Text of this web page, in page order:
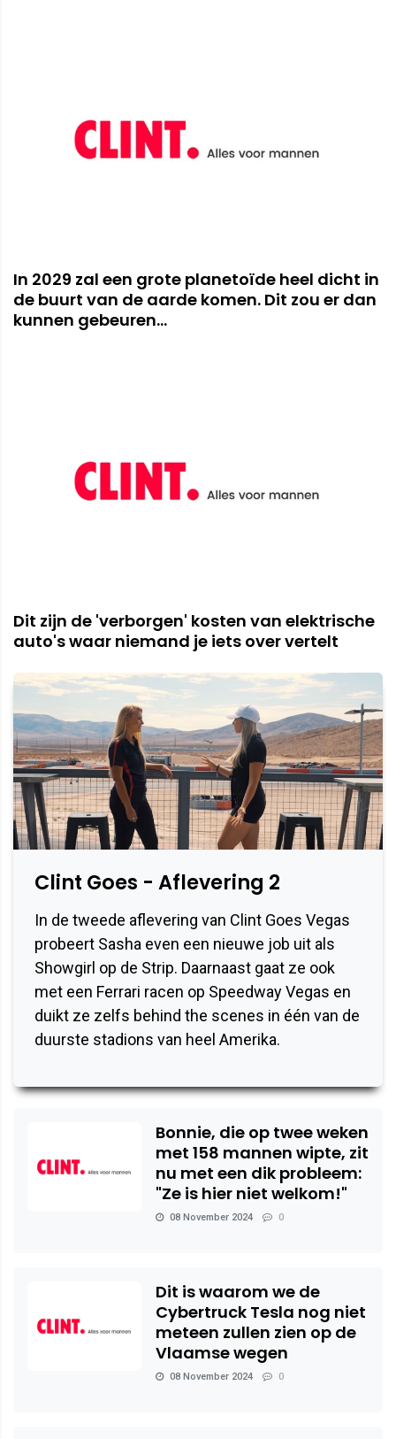
In 2029 zal een grote planetoïde heel dicht in
de buurt van de aarde komen. Dit zou er dan
kunnen gebeuren...
Dit zijn de 'verborgen' kosten van elektrische
auto's waar niemand je iets over vertelt
Clint Goes - Aflevering 2
In de tweede aflevering van Clint Goes Vegas
probeert Sasha even een nieuwe job uit als
Showgirl op de Strip. Daarnaast gaat ze ook
met een Ferrari racen op Speedway Vegas en
duikt ze zelfs behind the scenes in één van de
duurste stadions van heel Amerika.
Bonnie, die op twee weken
met 158 mannen wipte, zit
nu met een dik probleem:
"Ze is hier niet welkom!"
08 November 2024 0
Dit is waarom we de
Cybertruck Tesla nog niet
meteen zullen zien op de
Vlaamse wegen
08 November 2024 0